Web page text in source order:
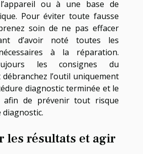
ou à une base de
Pour éviter toute fausse
soin de ne pas effacer
d’avoir noté toutes les
à la réparation.
les consignes du
l’outil uniquement
diagnostic terminée et le
afin de prévenir tout risque
les résultats et agir